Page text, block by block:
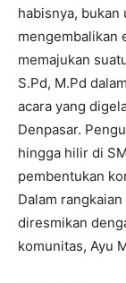
habisnya,
mengembalikan
memajukan
S.Pd, M.Pd
acara yang
Denpasar.
hingga hilir di
pembentukan
Dalam
diresmikan
komunitas, Ayu